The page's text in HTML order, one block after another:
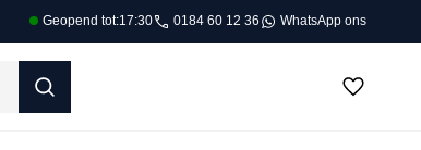
Geopend tot:17:30 0184 60 12 36 WhatsApp ons